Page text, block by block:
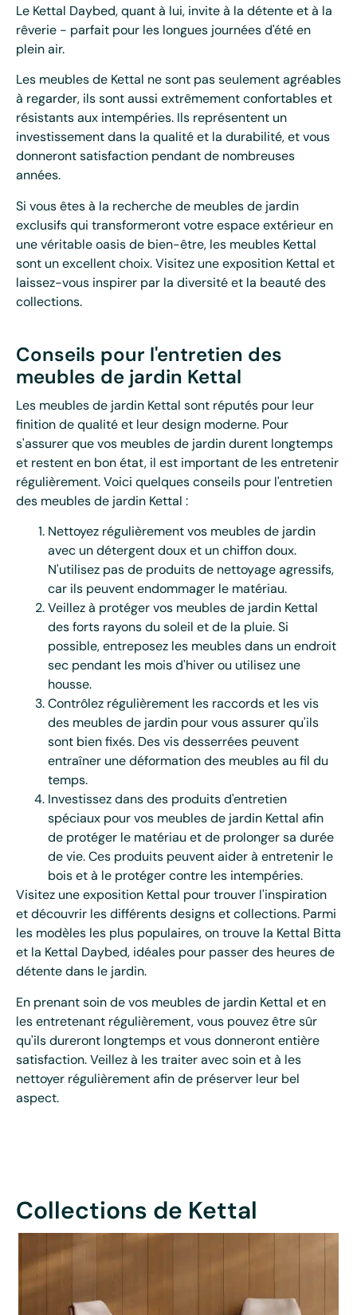
Le Kettal Daybed, quant à lui, invite à la détente et à la
rêverie - parfait pour les longues journées d'été en
plein air.
Les meubles de Kettal ne sont pas seulement agréables
à regarder, ils sont aussi extrêmement confortables et
résistants aux intempéries. Ils représentent un
investissement dans la qualité et la durabilité, et vous
donneront satisfaction pendant de nombreuses
années.
Si vous êtes à la recherche de meubles de jardin
exclusifs qui transformeront votre espace extérieur en
une véritable oasis de bien-être, les meubles Kettal
sont un excellent choix. Visitez une exposition Kettal et
laissez-vous inspirer par la diversité et la beauté des
collections.
Conseils pour l'entretien des
meubles de jardin Kettal
Les meubles de jardin Kettal sont réputés pour leur
finition de qualité et leur design moderne. Pour
s'assurer que vos meubles de jardin durent longtemps
et restent en bon état, il est important de les entretenir
régulièrement. Voici quelques conseils pour l'entretien
des meubles de jardin Kettal :
Nettoyez régulièrement vos meubles de jardin
avec un détergent doux et un chiffon doux.
N'utilisez pas de produits de nettoyage agressifs,
car ils peuvent endommager le matériau.
Veillez à protéger vos meubles de jardin Kettal
des forts rayons du soleil et de la pluie. Si
possible, entreposez les meubles dans un endroit
sec pendant les mois d'hiver ou utilisez une
housse.
Contrôlez régulièrement les raccords et les vis
des meubles de jardin pour vous assurer qu'ils
sont bien fixés. Des vis desserrées peuvent
entraîner une déformation des meubles au fil du
temps.
Investissez dans des produits d'entretien
spéciaux pour vos meubles de jardin Kettal afin
de protéger le matériau et de prolonger sa durée
de vie. Ces produits peuvent aider à entretenir le
bois et à le protéger contre les intempéries.
Visitez une exposition Kettal pour trouver l'inspiration
et découvrir les différents designs et collections. Parmi
les modèles les plus populaires, on trouve la Kettal Bitta
et la Kettal Daybed, idéales pour passer des heures de
détente dans le jardin.
En prenant soin de vos meubles de jardin Kettal et en
les entretenant régulièrement, vous pouvez être sûr
qu'ils dureront longtemps et vous donneront entière
satisfaction. Veillez à les traiter avec soin et à les
nettoyer régulièrement afin de préserver leur bel
aspect.
Collections de Kettal